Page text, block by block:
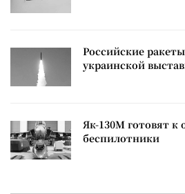
Российские
украинской
Як-130М готовят к
беспилотники